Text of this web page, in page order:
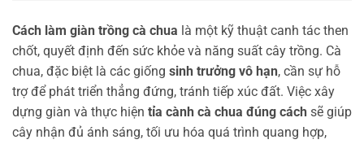
Cách làm giàn trồng cà chua là một kỹ thuật canh tác then
chốt, quyết định đến sức khỏe và năng suất cây trồng. Cà
chua, đặc biệt là các giống sinh trưởng vô hạn, cần sự hỗ
trợ để phát triển thẳng đứng, tránh tiếp xúc đất. Việc xây
dựng giàn và thực hiện tỉa cành cà chua đúng cách sẽ giúp
cây nhận đủ ánh sáng, tối ưu hóa quá trình quang hợp,